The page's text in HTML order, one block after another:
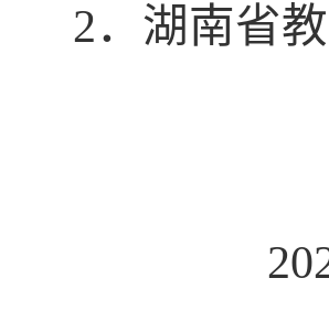
2． 湖南省